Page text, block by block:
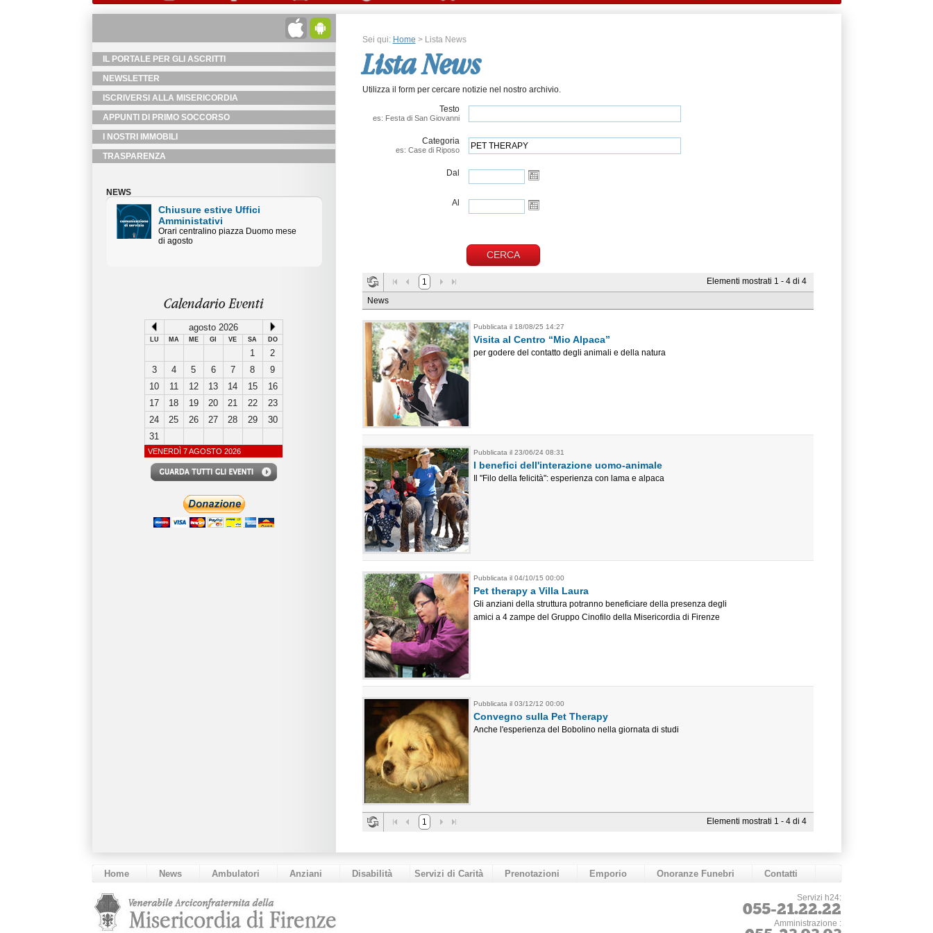
IL PORTALE PER GLI ASCRITTI
NEWSLETTER
ISCRIVERSI ALLA MISERICORDIA
APPUNTI DI PRIMO SOCCORSO
I NOSTRI IMMOBILI
TRASPARENZA
NEWS
Chiusure estive Uffici
Amministativi
Orari centralino piazza Duomo mese
di agosto
Calendario Eventi
agosto 2026
LU MA ME GI VE SA DO
1
2
3
4 5 6 7 8
9
10
11 12 13 14 15
16
17
18 19 20 21 22
23
24
25 26 27 28 29
30
31
VENERDÌ 7 AGOSTO 2026
Sei qui: Home > Lista News
Lista News
Utilizza il form per cercare notizie nel nostro archivio.
Testo
es: Festa di San Giovanni
Categoria
es: Case di Riposo
Dal
Al
1
Elementi mostrati 1 - 4 di 4
News
Pubblicata il 18/08/25 14:27
Visita al Centro “Mio Alpaca”
per godere del contatto degli animali e della natura
Pubblicata il 23/06/24 08:31
I benefici dell'interazione uomo-animale
Il "Filo della felicità": esperienza con lama e alpaca
Pubblicata il 04/10/15 00:00
Pet therapy a Villa Laura
Gli anziani della struttura potranno beneficiare della presenza degli
amici a 4 zampe del Gruppo Cinofilo della Misericordia di Firenze
Pubblicata il 03/12/12 00:00
Convegno sulla Pet Therapy
Anche l'esperienza del Bobolino nella giornata di studi
1 Elementi mostrati 1 - 4 di 4
Home News Ambulatori Anziani Disabilità Servizi di Carità Prenotazioni Emporio Onoranze Funebri Contatti
Servizi h24:
055-21.22.22
Amministrazione :